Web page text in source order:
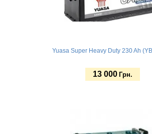
Yuasa Super Heavy Duty 230 Ah
13 000 Грн.